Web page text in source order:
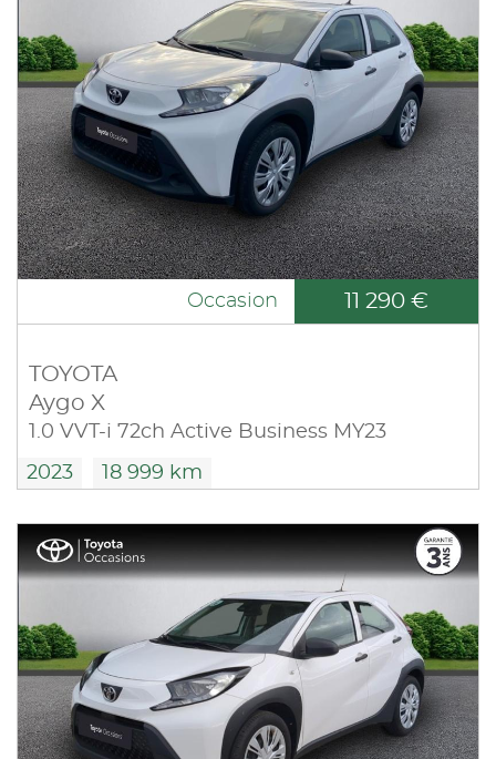
Occasion 11 290 €
TOYOTA
Aygo X
1.0 VVT-i 72ch Active Business MY23
2023 18 999 km